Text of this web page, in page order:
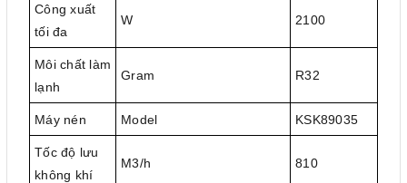
Công xuất
tối đa
W 2100
Môi chất làm
lạnh
Gram R32
Máy nén Model KSK89035
Tốc độ lưu
không khí
M3/h 810